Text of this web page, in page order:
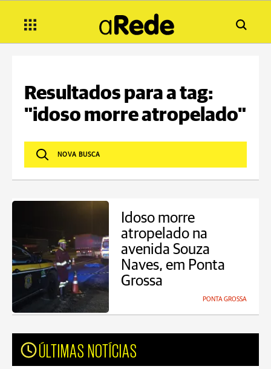
Resultados para a tag:
"idoso morre atropelado"
Idoso morre
atropelado na
avenida Souza
Naves, em Ponta
Grossa
PONTA GROSSA
ÚLTIMAS NOTÍCIAS